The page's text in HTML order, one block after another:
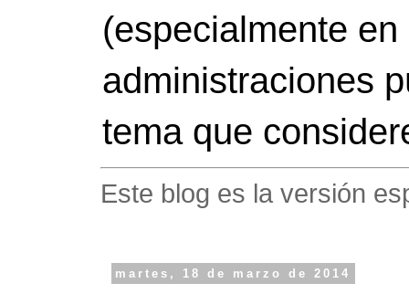
(especialmente
administraciones
tema que
Este blog es la versión
martes, 18 de marzo de 2014